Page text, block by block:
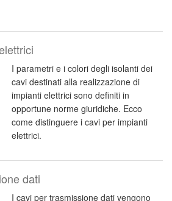
I parametri e i colori degli isolanti dei
cavi destinati alla realizzazione di
impianti elettrici sono definiti in
opportune norme giuridiche. Ecco
come distinguere i cavi per impianti
elettrici.
dati
I cavi per trasmissione dati vengono